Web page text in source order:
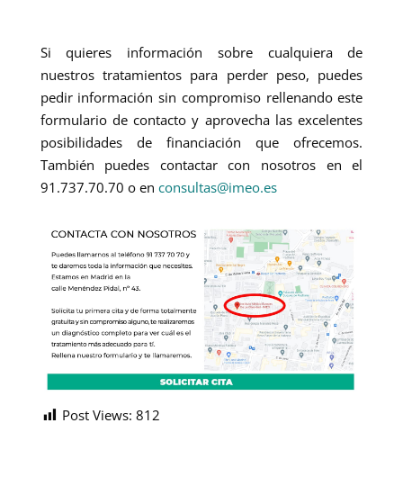
Si quieres información sobre cualquiera de
nuestros tratamientos para perder peso, puedes
pedir información sin compromiso rellenando este
formulario de contacto y aprovecha las excelentes
posibilidades de financiación que ofrecemos.
También puedes contactar con nosotros en el
91.737.70.70 o en consultas@imeo.es
Post Views: 812